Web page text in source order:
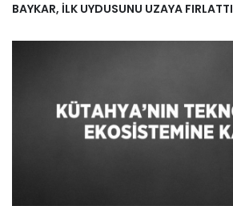
BAYKAR, İLK UYDUSUNU UZAYA FIRLATTI